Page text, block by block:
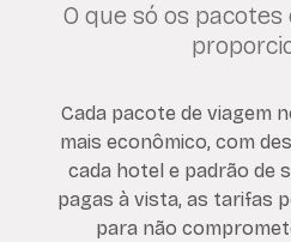
O que só os pacotes
Cada pacote de viagem
mais econômico, com
cada hotel e padrão de
pagas à vista, as tarifas
para não